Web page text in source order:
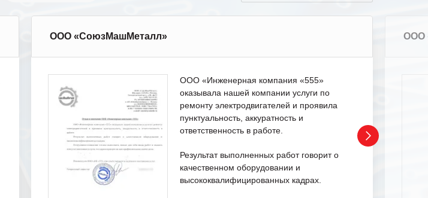
ООО «СоюзМашМеталл»
ООО «Инженерная компания «555»
оказывала нашей компании услуги по
ремонту электродвигателей и проявила
пунктуальность, аккуратность и
ответственность в работе.
Результат выполненных работ говорит о
качественном оборудовании и
высококвалифицированных кадрах.
ООО